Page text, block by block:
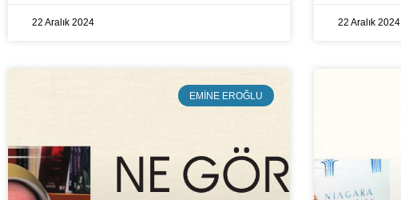
22 Aralık 2024 22 Aralık 2024
EMINE EROĞLU